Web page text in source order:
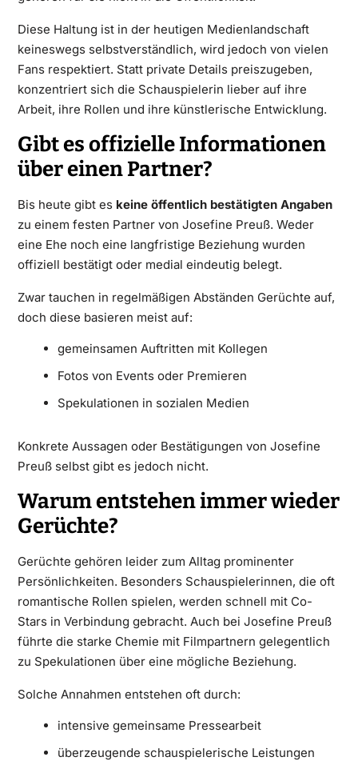
Diese Haltung ist in der heutigen Medienlandschaft
keineswegs selbstverständlich, wird jedoch von vielen
Fans respektiert. Statt private Details preiszugeben,
konzentriert sich die Schauspielerin lieber auf ihre
Arbeit, ihre Rollen und ihre künstlerische Entwicklung.
Gibt es offizielle Informationen
über einen Partner?
Bis heute gibt es keine öffentlich bestätigten Angaben
zu einem festen Partner von Josefine Preuß. Weder
eine Ehe noch eine langfristige Beziehung wurden
offiziell bestätigt oder medial eindeutig belegt.
Zwar tauchen in regelmäßigen Abständen Gerüchte auf,
doch diese basieren meist auf:
gemeinsamen Auftritten mit Kollegen
Fotos von Events oder Premieren
Spekulationen in sozialen Medien
Konkrete Aussagen oder Bestätigungen von Josefine
Preuß selbst gibt es jedoch nicht.
Warum entstehen immer wieder
Gerüchte?
Gerüchte gehören leider zum Alltag prominenter
Persönlichkeiten. Besonders Schauspielerinnen, die oft
romantische Rollen spielen, werden schnell mit Co-
Stars in Verbindung gebracht. Auch bei Josefine Preuß
führte die starke Chemie mit Filmpartnern gelegentlich
zu Spekulationen über eine mögliche Beziehung.
Solche Annahmen entstehen oft durch:
intensive gemeinsame Pressearbeit
überzeugende schauspielerische Leistungen